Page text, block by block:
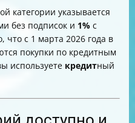
категории указывается
без подписок и 1% с
что с 1 марта 2026 года в
покупки по кредитным
используете кредитный